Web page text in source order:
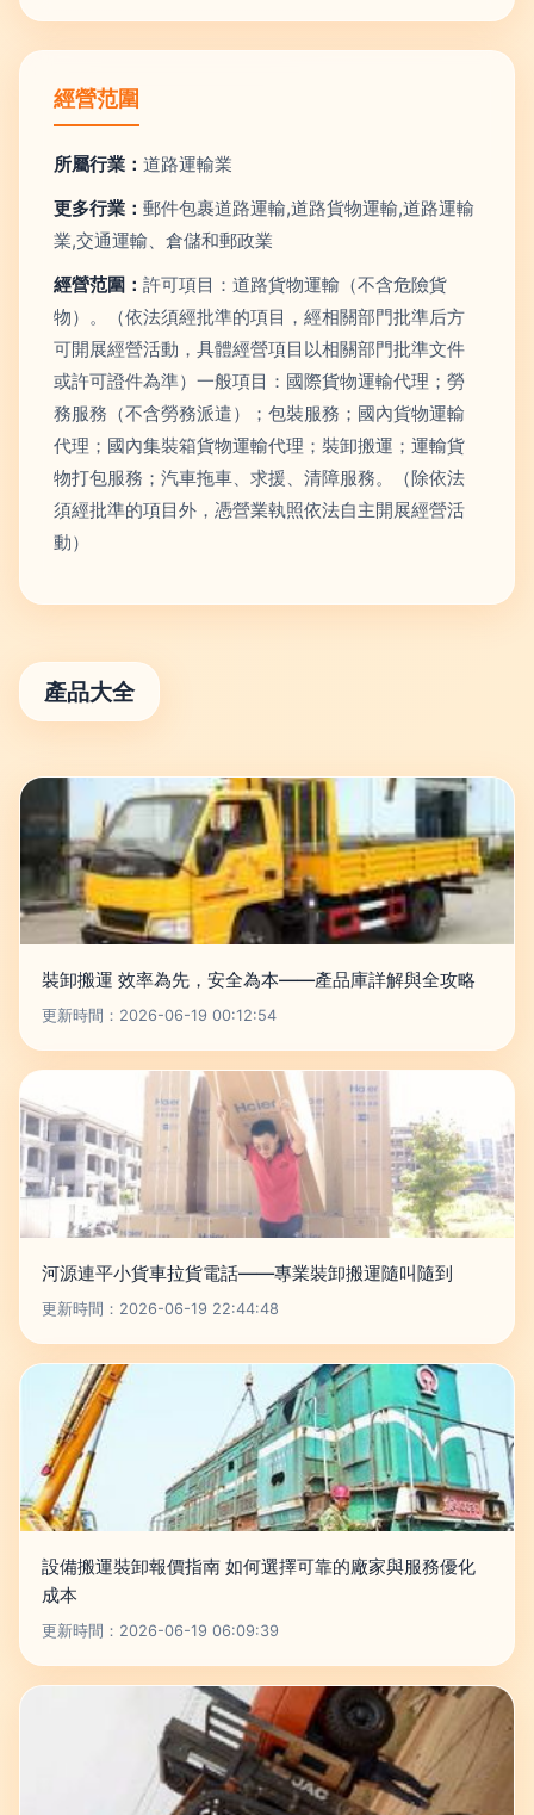
經營范圍
所屬行業： 道路運輸業
更多行業： 郵件包裹道路運輸,道路貨物運輸,道路運輸
業,交通運輸、倉儲和郵政業
經營范圍： 許可項目：道路貨物運輸（不含危險貨
物）。（依法須經批準的項目，經相關部門批準后方
可開展經營活動，具體經營項目以相關部門批準文件
或許可證件為準）一般項目：國際貨物運輸代理；勞
務服務（不含勞務派遣）；包裝服務；國內貨物運輸
代理；國內集裝箱貨物運輸代理；裝卸搬運；運輸貨
物打包服務；汽車拖車、求援、清障服務。（除依法
須經批準的項目外，憑營業執照依法自主開展經營活
動）
產品大全
裝卸搬運 效率為先，安全為本——產品庫詳解與全攻略
更新時間：2026-06-19 00:12:54
河源連平小貨車拉貨電話——專業裝卸搬運隨叫隨到
更新時間：2026-06-19 22:44:48
設備搬運裝卸報價指南 如何選擇可靠的廠家與服務優化
成本
更新時間：2026-06-19 06:09:39